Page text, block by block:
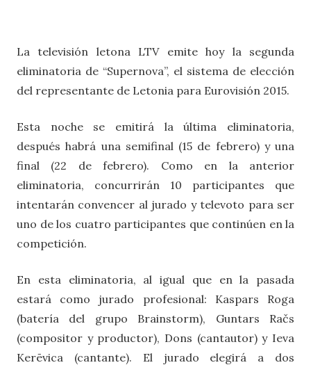
La televisión letona LTV emite hoy la segunda
eliminatoria de “Supernova”, el sistema de elección
del representante de Letonia para Eurovisión 2015.
Esta noche se emitirá la última eliminatoria,
después habrá una semifinal (15 de febrero) y una
final (22 de febrero). Como en la anterior
eliminatoria, concurrirán 10 participantes que
intentarán convencer al jurado y televoto para ser
uno de los cuatro participantes que continúen en la
competición.
En esta eliminatoria, al igual que en la pasada
estará como jurado profesional: Kaspars Roga
(batería del grupo Brainstorm), Guntars Račs
(compositor y productor), Dons (cantautor) y Ieva
Kerēvica (cantante). El jurado elegirá a dos